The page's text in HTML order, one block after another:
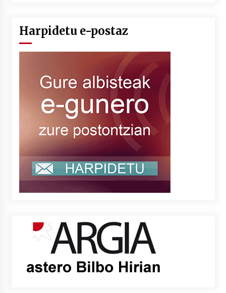
Harpidetu e-postaz